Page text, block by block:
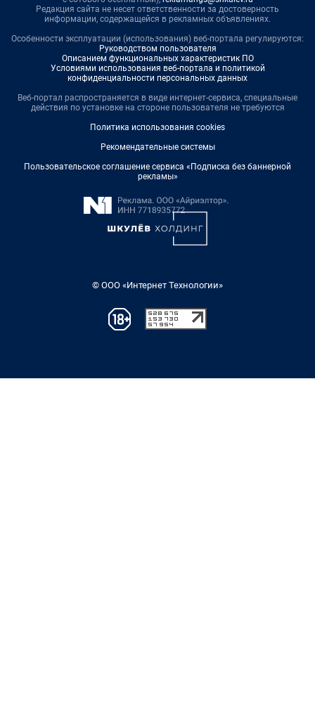
Редакция сайта не несет ответственности за достоверность
информации, содержащейся в рекламных объявлениях.
Особенности эксплуатации (использования) веб-портала регулируются:
Руководством пользователя
Описанием функциональных характеристик ПО
Условиями использования веб-портала и политикой
конфиденциальности персональных данных
Веб-портал распространяется в виде интернет-сервиса, специальные
действия по установке на стороне пользователя не требуются
Политика использования cookies
Рекомендательные системы
Пользовательское соглашение сервиса «Подписка без баннерной
рекламы»
© ООО «Интернет Технологии»